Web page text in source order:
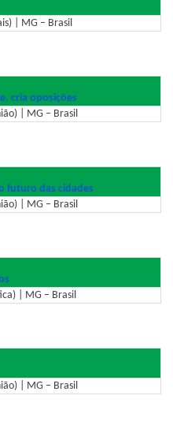
| MG – Brasil
cria oposições
| MG – Brasil
futuro das cidades
| MG – Brasil
| MG – Brasil
| MG – Brasil